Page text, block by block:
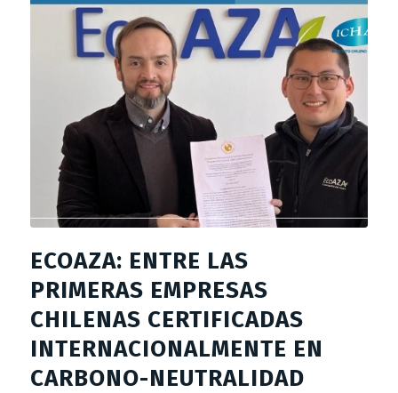
ECOAZA: ENTRE LAS
PRIMERAS EMPRESAS
CHILENAS CERTIFICADAS
INTERNACIONALMENTE EN
CARBONO-NEUTRALIDAD